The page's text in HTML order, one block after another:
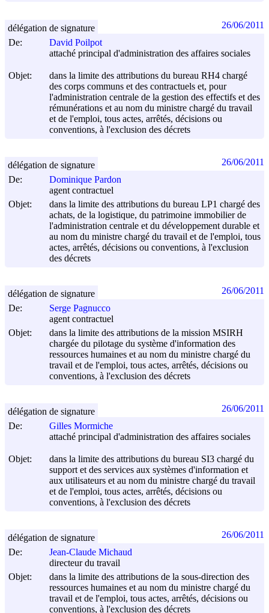
De:
David Poilpot
attaché principal d'administration des affaires sociales
Objet:
dans la limite des attributions du bureau RH4 chargé
des corps communs et des contractuels et, pour
l'administration centrale de la gestion des effectifs et des
rémunérations et au nom du ministre chargé du travail
et de l'emploi, tous actes, arrêtés, décisions ou
conventions, à l'exclusion des décrets
délégation de signature 26/06/2011
De:
Dominique Pardon
agent contractuel
Objet:
dans la limite des attributions du bureau LP1 chargé des
achats, de la logistique, du patrimoine immobilier de
l'administration centrale et du développement durable et
au nom du ministre chargé du travail et de l'emploi, tous
actes, arrêtés, décisions ou conventions, à l'exclusion
des décrets
délégation de signature 26/06/2011
De:
Serge Pagnucco
agent contractuel
Objet:
dans la limite des attributions de la mission MSIRH
chargée du pilotage du système d'information des
ressources humaines et au nom du ministre chargé du
travail et de l'emploi, tous actes, arrêtés, décisions ou
conventions, à l'exclusion des décrets
délégation de signature 26/06/2011
De:
Gilles Mormiche
attaché principal d'administration des affaires sociales
Objet:
dans la limite des attributions du bureau SI3 chargé du
support et des services aux systèmes d'information et
aux utilisateurs et au nom du ministre chargé du travail
et de l'emploi, tous actes, arrêtés, décisions ou
conventions, à l'exclusion des décrets
délégation de signature 26/06/2011
De:
Jean-Claude Michaud
directeur du travail
Objet:
dans la limite des attributions de la sous-direction des
ressources humaines et au nom du ministre chargé du
travail et de l'emploi, tous actes, arrêtés, décisions ou
conventions, à l'exclusion des décrets
délégation de signature 26/06/2011